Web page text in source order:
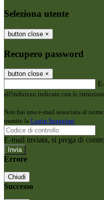
Seleziona utente
button close ×
Recupero password
button close ×
all'indirizzo indicato con le istruzioni
Non hai una e-mail associata al
tramite la Login Spaggiari
E-mail inviata, si prega di
Errore
Chiudi
Successo